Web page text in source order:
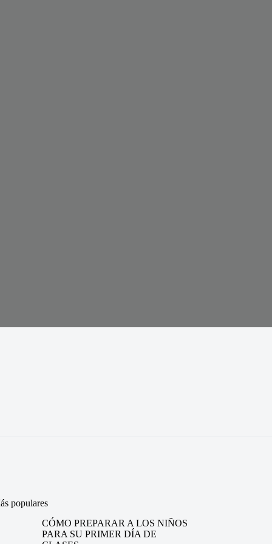
populares
CÓMO PREPARAR A LOS NIÑOS
PARA SU PRIMER DÍA DE